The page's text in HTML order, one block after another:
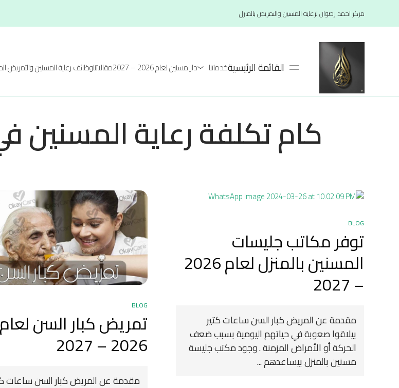
مركز احمد رضوان لرعاية المسنين والتمريض بالمنزل
القائمة الرئيسيةخدماتنا دار مسنين لعام 2026 – 2027 مقالاتناوظائف رعاية المسنين والتمريض المنزلي
كام تكلفة رعاية المسنين
BLOG
توفر مكاتب جليسات
المسنين بالمنزل لعام 2026
– 2027
مقدمة عن المريض كبار السن ساعات كتير
بيلاقوا صعوبة في حياتهم اليومية بسبب ضعف
الحركة أو الأمراض المزمنة . وجود مكتب جليسة
مسنين بالمنزل بيساعدهم ...
BLOG
تمريض كبار السن لعام
2026 – 2027
مقدمة عن المريض كبار السن ساعات